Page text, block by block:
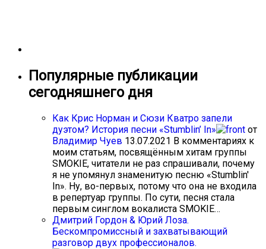
Популярные публикации
сегодняшнего дня
Как Крис Норман и Сюзи Кватро запели
дуэтом? История песни «Stumblin’ In»
от
Владимир Чуев 13.07.2021 В комментариях к
моим статьям, посвящённым хитам группы
SMOKIE, читатели не раз спрашивали, почему
я не упомянул знаменитую песню «Stumblin'
In». Ну, во-первых, потому что она не входила
в репертуар группы. По сути, песня стала
первым синглом вокалиста SMOKIE…
Дмитрий Гордон & Юрий Лоза.
Бескомпромиссный и захватывающий
разговор двух профессионалов.